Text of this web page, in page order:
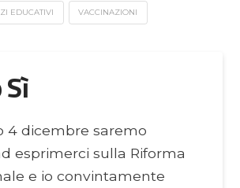
EDUCATIVI VACCINAZIONI
4 dicembre saremo
esprimerci sulla Riforma
e io convintamente